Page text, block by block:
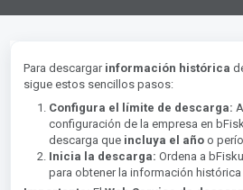
Para descargar información histórica
sigue estos sencillos pasos:
Configura el límite de descarga:
configuración de la empresa en
descarga que incluya el añoo
Inicia la descarga: Ordena a
para obtener la información histórica